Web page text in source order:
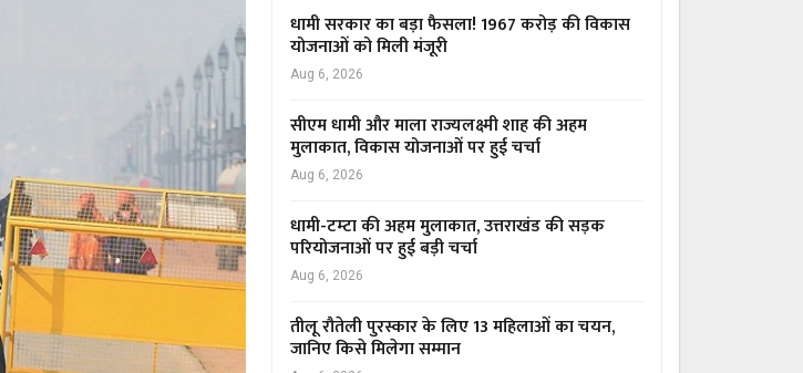
धामी सरकार का बड़ा फैसला! 1967 करोड़ की विकास
योजनाओं को मिली मंजूरी
Aug 6, 2026
सीएम धामी और माला राज्यलक्ष्मी शाह की अहम
मुलाकात, विकास योजनाओं पर हुई चर्चा
Aug 6, 2026
धामी-टम्टा की अहम मुलाकात, उत्तराखंड की सड़क
परियोजनाओं पर हुई बड़ी चर्चा
Aug 6, 2026
तीलू रौतेली पुरस्कार के लिए 13 महिलाओं का चयन,
जानिए किसे मिलेगा सम्मान